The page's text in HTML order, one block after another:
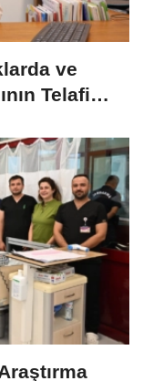
ve
Telafi